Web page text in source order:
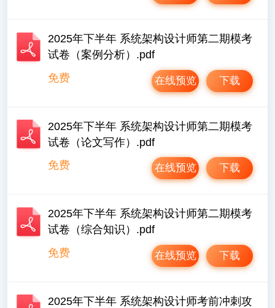
2025年下半年 系统架构设计师第二期模考
试卷（案例分析）.pdf
免费
下载
在线预览
2025年下半年 系统架构设计师第二期模考
试卷（论文写作）.pdf
免费
下载
在线预览
2025年下半年 系统架构设计师第二期模考
试卷（综合知识）.pdf
免费
下载
在线预览
2025年下半年 系统架构设计师考前冲刺攻